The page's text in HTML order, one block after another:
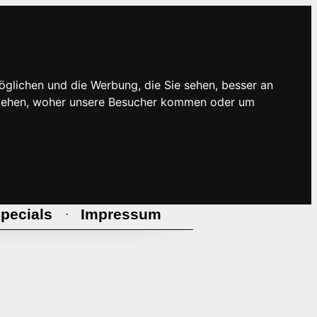
und die Werbung, die Sie sehen, besser an
woher unsere Besucher kommen oder um
· Impressum